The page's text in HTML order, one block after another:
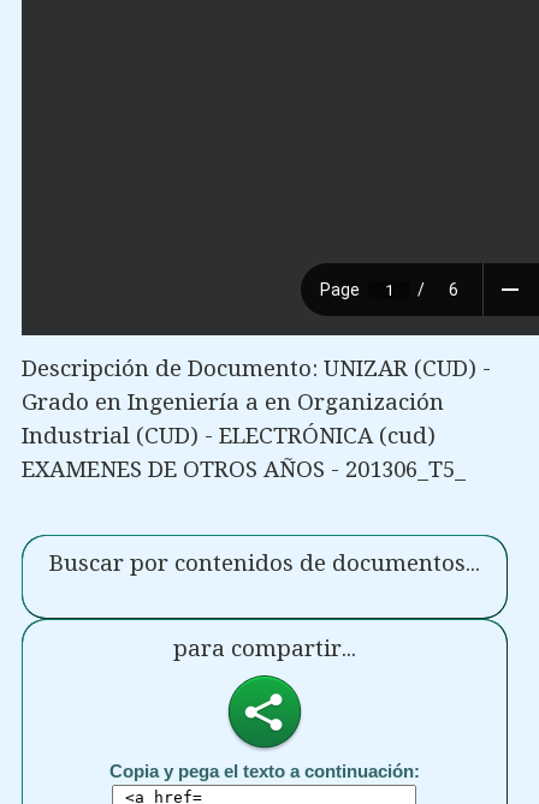
Descripción de Documento: UNIZAR (CUD) -
Grado en Ingeniería a en Organización
Industrial (CUD) - ELECTRÓNICA (cud)
EXAMENES DE OTROS AÑOS - 201306_T5_
Buscar por contenidos de documentos...
para compartir...
Copia y pega el texto a continuación: